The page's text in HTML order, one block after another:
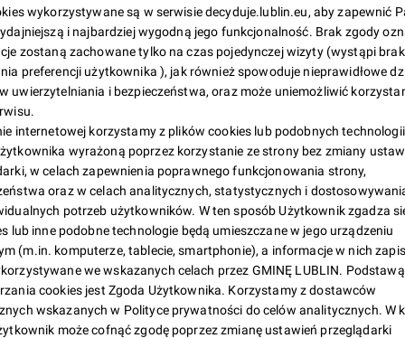
2 zadania inwestycyjne, przez co rozumie się
pod względem lokalizacji, jak i przeznaczenia,
celu. Na przykład remont 2 sąsiadujących ulic będzie
2 ulic w różnych lokalizacjach, to już 2 odrębne
wyłącznie dokumentacji.
budzetobywatelskiw zakładce „Budżet
Cennik miejski. Zawiera on orientacyjne koszty
na podstawie podobnych realizacji w poprzednim
do Budżetu Obywatelskiego z zastrzeżeniem,
od lokalizacji oraz warunków rynkowych.
uzyskać pomoc przy pisaniu wniosku osobiście w
przy ul. Gilasa 3 (I piętro pok 107), dzwoniąc na
wykorzystywane są w serwisie decyduje.lublin.eu, aby zapewnić
i najbardziej wygodną jego funkcjonalność. Brak zgody
zostaną zachowane tylko na czas pojedynczej wizyty (wystąpi brak
preferencji użytkownika ), jak również spowoduje nieprawidłowe
uwierzytelniania i bezpieczeństwa, oraz może uniemożliwić
internetowej korzystamy z plików cookies lub podobnych
wyrażoną poprzez korzystanie ze strony bez zmiany
w celach zapewnienia poprawnego funkcjonowania strony,
oraz w celach analitycznych, statystycznych i
potrzeb użytkowników. W ten sposób Użytkownik zgadza
lub inne podobne technologie będą umieszczane w jego urządzeniu
(m.in. komputerze, tablecie, smartphonie), a informacje w nich
we wskazanych celach przez GMINĘ LUBLIN. Podstawą
cookies jest Zgoda Użytkownika. Korzystamy z dostawców
wskazanych w Polityce prywatności do celów analitycznych. W
może cofnąć zgodę poprzez zmianę ustawień przeglądarki